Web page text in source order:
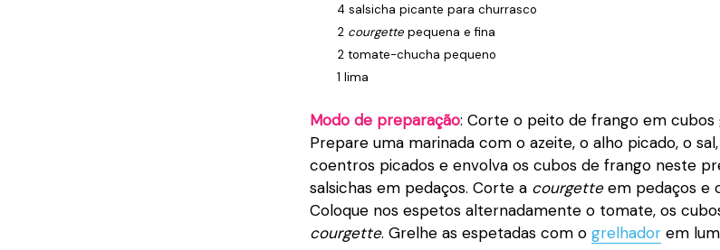
4 salsicha picante para churrasco
2 courgettepequena e fina
2 tomate-chucha pequeno
1 lima
Modo de preparação: Corte o peito de frango em cubos
Prepare uma marinada com o azeite, o alho picado, o
coentros picados e envolva os cubos de frango neste
salsichas em pedaços. Corte a courgetteem pedaços e
Coloque nos espetos alternadamente o tomate, os
courgette. Grelhe as espetadas com o grelhador em